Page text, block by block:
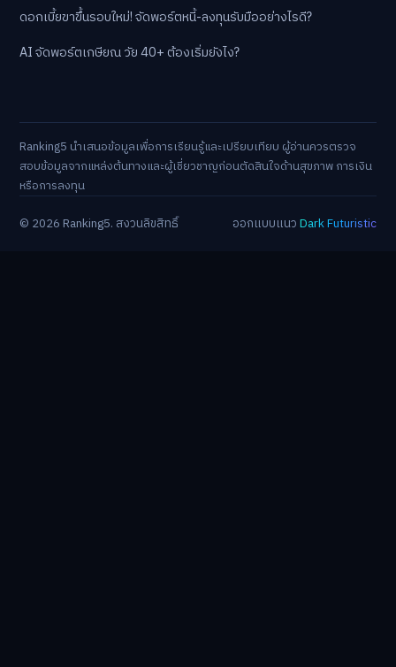
ดอกเบี้ยขาขึ้นรอบใหม่! จัดพอร์ตหนี้-ลงทุนรับมืออย่างไรดี?
AI จัดพอร์ตเกษียณ วัย 40+ ต้องเริ่มยังไง?
Ranking5 นำเสนอข้อมูลเพื่อการเรียนรู้และเปรียบเทียบ ผู้อ่านควรตรวจ
สอบข้อมูลจากแหล่งต้นทางและผู้เชี่ยวชาญก่อนตัดสินใจด้านสุขภาพ การเงิน
หรือการลงทุน
© 2026 Ranking5. สงวนลิขสิทธิ์
ออกแบบแนวDark Futuristic